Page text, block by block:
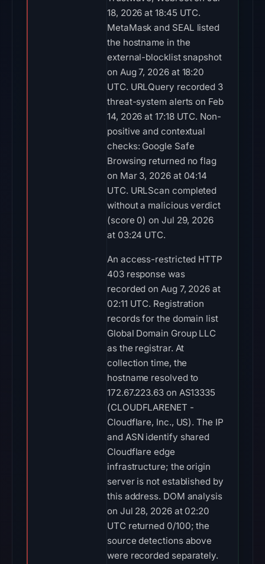
18, 2026 at 18:45 UTC.
MetaMask and SEAL listed
the hostname in the
external-blocklist snapshot
on Aug 7, 2026 at 18:20
UTC. URLQuery recorded 3
threat-system alerts on Feb
14, 2026 at 17:18 UTC. Non-
positive and contextual
checks: Google Safe
Browsing returned no flag
on Mar 3, 2026 at 04:14
UTC. URLScan completed
without a malicious verdict
(score 0) on Jul 29, 2026
at 03:24 UTC.
An access-restricted HTTP
403 response was
recorded on Aug 7, 2026 at
02:11 UTC. Registration
records for the domain list
Global Domain Group LLC
as the registrar. At
collection time, the
hostname resolved to
172.67.223.63 on AS13335
(CLOUDFLARENET -
Cloudflare, Inc., US). The IP
and ASN identify shared
Cloudflare edge
infrastructure; the origin
server is not established by
this address. DOM analysis
on Jul 28, 2026 at 02:20
UTC returned 0/100; the
source detections above
were recorded separately.